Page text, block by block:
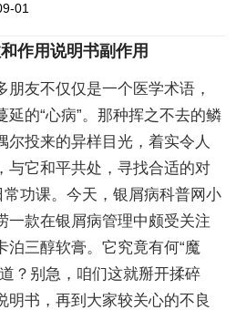
01
作用说明书副作用
友不仅仅是一个医学术语，
的“心病”。那种挥之不去的鳞
尔投来的异样目光，着实令人
与它和平共处，寻找合适的对
常功课。今天，银屑病科普网小
一款在银屑病管理中颇受关注
三醇软膏。它究竟有何“魔
？别急，咱们这就掰开揉碎
明书，再到大家较关心的不良